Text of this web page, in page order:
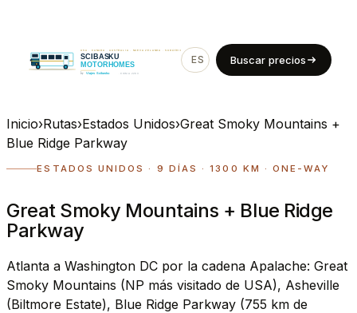
ES EN
Buscar precios
Inicio›Rutas›Estados Unidos›Great Smoky Mountains +
Blue Ridge Parkway
ESTADOS UNIDOS · 9 DÍAS · 1300 KM · ONE-WAY
Great Smoky Mountains + Blue Ridge
Parkway
Atlanta a Washington DC por la cadena Apalache: Great
Smoky Mountains (NP más visitado de USA), Asheville
(Biltmore Estate), Blue Ridge Parkway (755 km de